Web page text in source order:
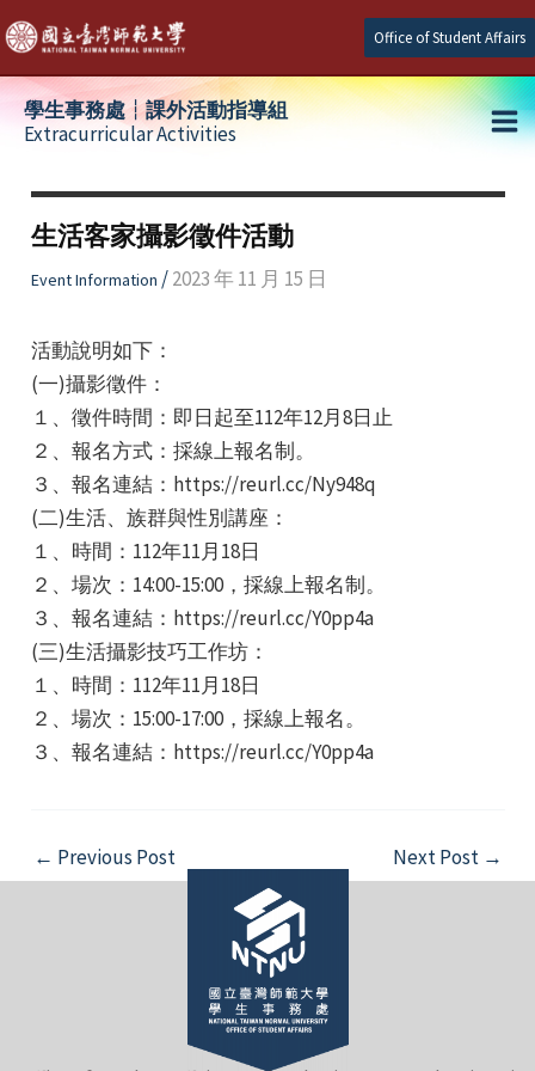
Skip
to
content
Office of Student Affairs
學生事務處┆課外活動指導組
Extracurricular Activities
生活客家攝影徵件活動
Event Information /2023 年 11 月 15 日
活動說明如下：
(一)攝影徵件：
１、徵件時間：即日起至112年12月8日止
２、報名方式：採線上報名制。
３、報名連結：https://reurl.cc/Ny948q
(二)生活、族群與性別講座：
１、時間：112年11月18日
２、場次：14:00-15:00，採線上報名制。
３、報名連結：https://reurl.cc/Y0pp4a
(三)生活攝影技巧工作坊：
１、時間：112年11月18日
２、場次：15:00-17:00，採線上報名。
３、報名連結：https://reurl.cc/Y0pp4a
Post
navigation
← Previous Post Next Post →